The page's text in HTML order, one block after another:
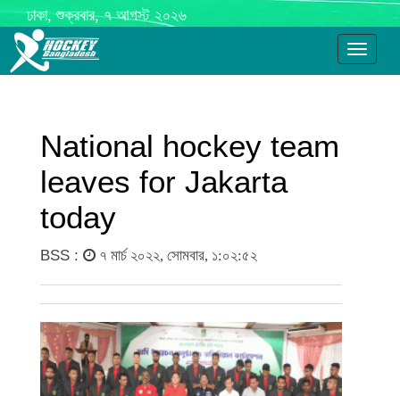
ঢাকা, শুক্রবার, ৭ আগস্ট ২০২৬
Toggle
National hockey team
leaves for Jakarta
today
BSS : ৭ মার্চ ২০২২, সোমবার, ১:০২:৫২